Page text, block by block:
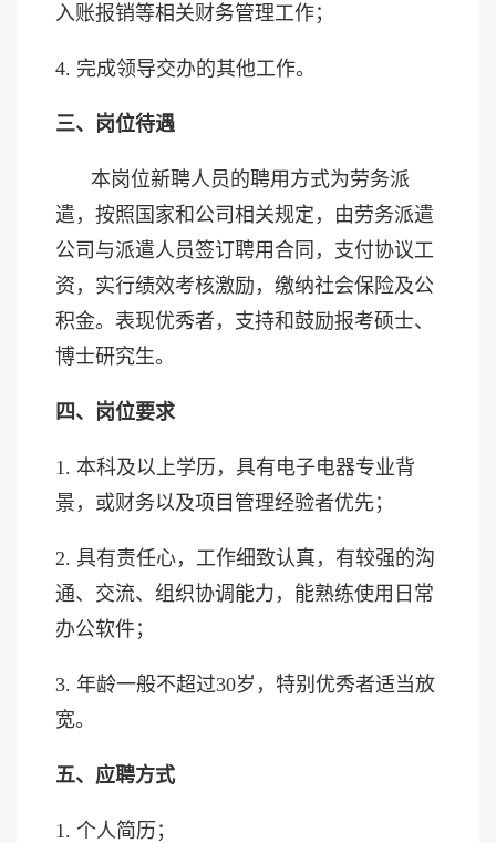
入账报销等相关财务管理工作；
4. 完成领导交办的其他工作。
三、岗位待遇
本岗位新聘人员的聘用方式为劳务派
遣，按照国家和公司相关规定，由劳务派遣
公司与派遣人员签订聘用合同，支付协议工
资，实行绩效考核激励，缴纳社会保险及公
积金。表现优秀者，支持和鼓励报考硕士、
博士研究生。
四、岗位要求
1. 本科及以上学历，具有电子电器专业背
景，或财务以及项目管理经验者优先；
2. 具有责任心，工作细致认真，有较强的沟
通、交流、组织协调能力，能熟练使用日常
办公软件；
3. 年龄一般不超过30岁，特别优秀者适当放
宽。
五、应聘方式
1. 个人简历；